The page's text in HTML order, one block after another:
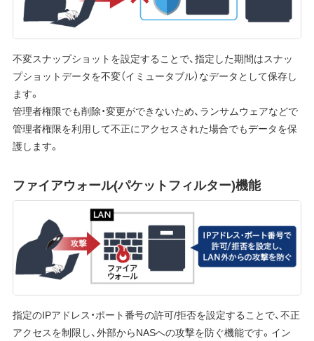
不変スナップショットを設定することで、指定した期間はスナッ
プショットデータを不変（イミュータブル）なデータとして保存し
ます。
管理者権限でも削除・変更ができないため、ランサムウェアなどで
管理者権限を利用して不正にアクセスされた場合でもデータを保
護します。
ファイアウォール(パケットフィルター)機能
指定のIPアドレス・ポート番号の許可/拒否を設定することで、不正
アクセスを制限し、外部からNASへの攻撃を防ぐ機能です。イン